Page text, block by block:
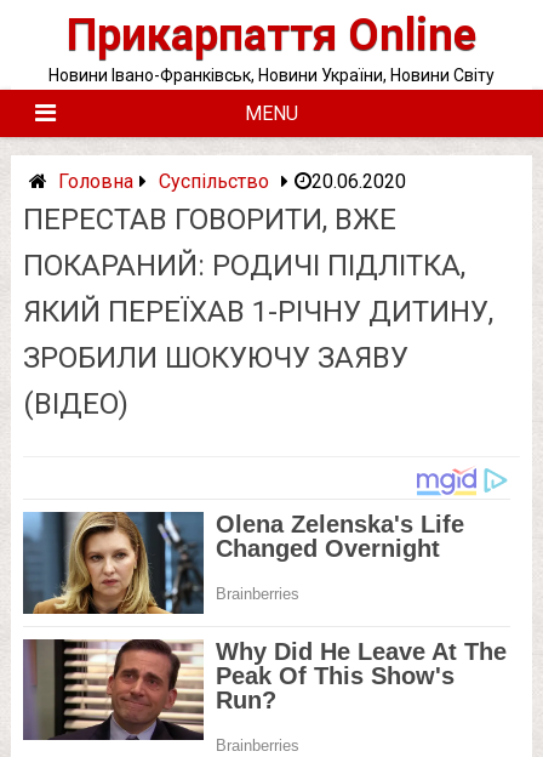
Прикарпаття Online
Новини Івано-Франківськ, Новини України, Новини Світу
MENU
Головна Суспільство 20.06.2020
ПЕРЕСТАВ ГОВОРИТИ, ВЖЕ
ПОКАРАНИЙ: РОДИЧІ ПІДЛІТКА,
ЯКИЙ ПЕРЕЇХАВ 1-РІЧНУ ДИТИНУ,
ЗРОБИЛИ ШОКУЮЧУ ЗАЯВУ
(ВІДЕО)